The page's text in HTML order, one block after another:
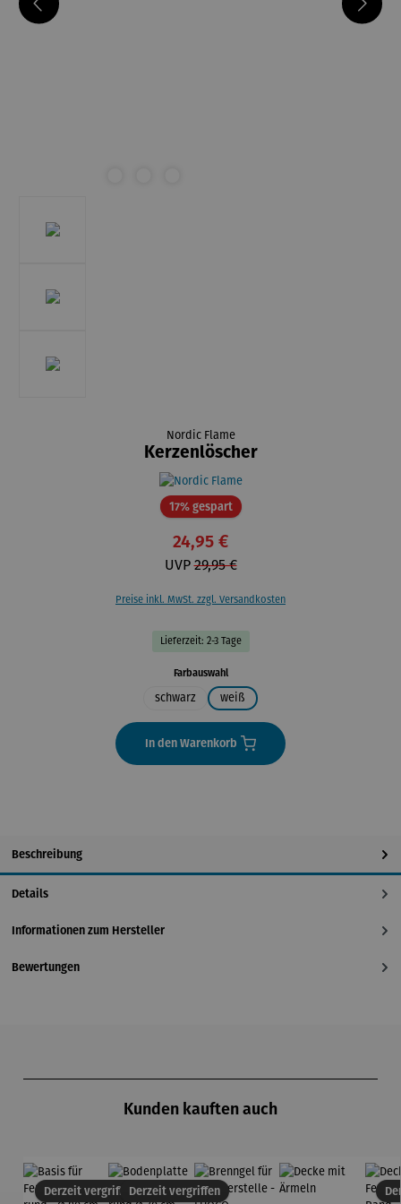
Nordic Flame
Kerzenlöscher
17% gespartRabatt
24,95 €
UVP29,95 €
Preise inkl. MwSt. zzgl. Versandkosten
Lieferzeit: 2-3 Tage
Farbauswahlauswählen
schwarz weiß
In den Warenkorb
Beschreibung
Details
Informationen zum Hersteller
Bewertungen
Kunden kauften auch
Derzeit vergriffenDerzeit vergriffen